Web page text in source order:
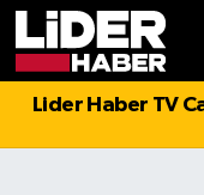
Lider Haber TV
Politika
Hava Durumu